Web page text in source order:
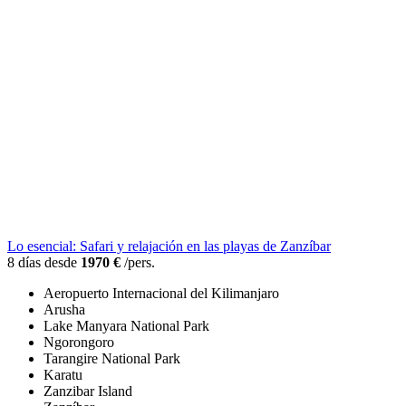
Lo esencial: Safari y relajación en las playas de Zanzíbar
8 días desde 1970 € /pers.
Aeropuerto Internacional del Kilimanjaro
Arusha
Lake Manyara National Park
Ngorongoro
Tarangire National Park
Karatu
Zanzibar Island